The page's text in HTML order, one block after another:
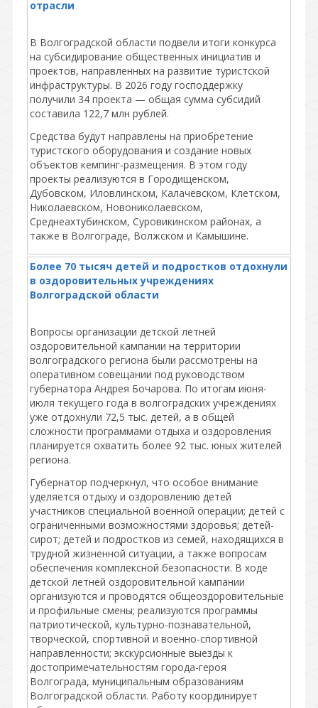
отрасли
В Волгоградской области подвели итоги конкурса
на субсидирование общественных инициатив и
проектов, направленных на развитие туристской
инфраструктуры. В 2026 году господдержку
получили 34 проекта — общая сумма субсидий
составила 122,7 млн рублей.
Средства будут направлены на приобретение
туристского оборудования и создание новых
объектов кемпинг‑размещения. В этом году
проекты реализуются в Городищенском,
Дубовском, Иловлинском, Калачёвском, Клетском,
Николаевском, Новониколаевском,
Среднеахтубинском, Суровикинском районах, а
также в Волгограде, Волжском и Камышине.
Более 70 тысяч детей и подростков отдохнули
в оздоровительных учреждениях
Волгоградской области
Вопросы организации детской летней
оздоровительной кампании на территории
волгоградского региона были рассмотрены на
оперативном совещании под руководством
губернатора Андрея Бочарова. По итогам июня-
июля текущего года в волгоградских учреждениях
уже отдохнули 72,5 тыс. детей, а в общей
сложности программами отдыха и оздоровления
планируется охватить более 92 тыс. юных жителей
региона.
Губернатор подчеркнул, что особое внимание
уделяется отдыху и оздоровлению детей
участников специальной военной операции; детей с
ограниченными возможностями здоровья; детей-
сирот; детей и подростков из семей, находящихся в
трудной жизненной ситуации, а также вопросам
обеспечения комплексной безопасности. В ходе
детской летней оздоровительной кампании
организуются и проводятся общеоздоровительные
и профильные смены; реализуются программы
патриотической, культурно-познавательной,
творческой, спортивной и военно-спортивной
направленности; экскурсионные выезды к
достопримечательностям города-героя
Волгограда, муниципальным образованиям
Волгоградской области. Работу координирует